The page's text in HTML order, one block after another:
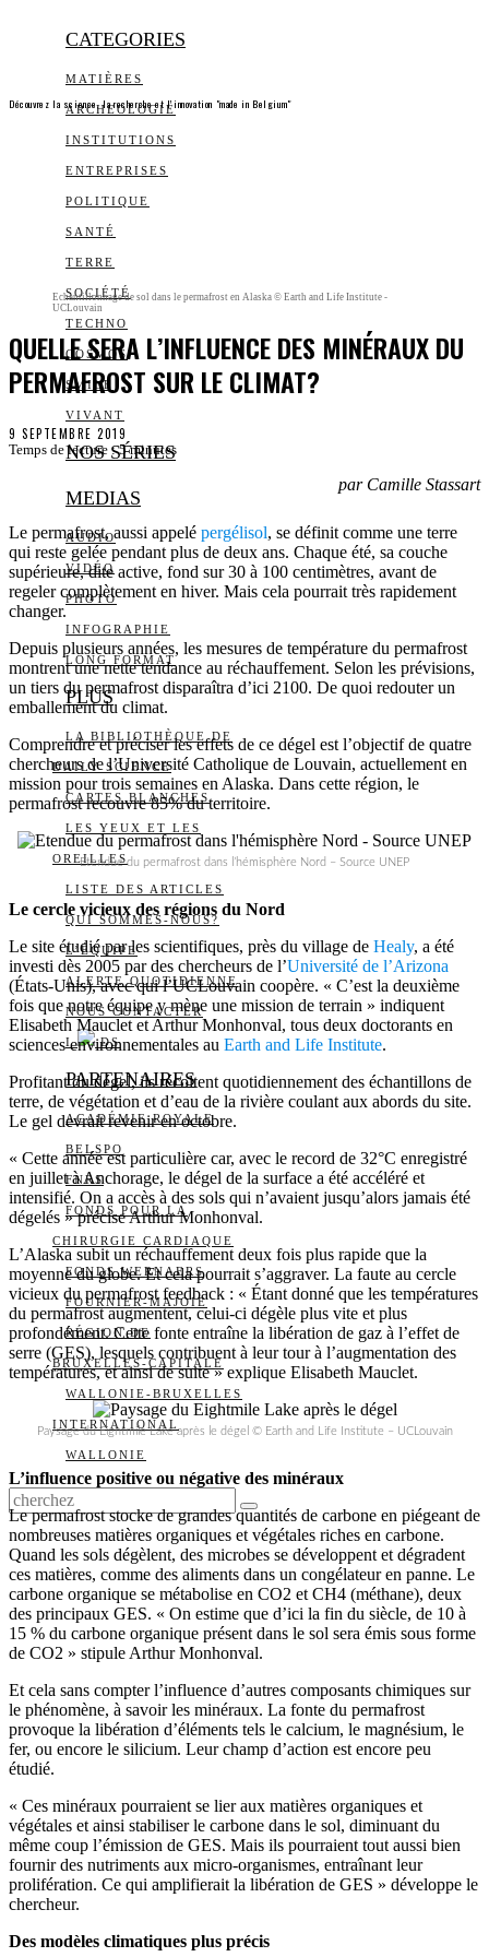
CATEGORIES
MATIÈRES
ARCHEOLOGIE
INSTITUTIONS
ENTREPRISES
POLITIQUE
SANTÉ
TERRE
SOCIÉTÉ
TECHNO
COSMOS
SMILE
VIVANT
NOS SÉRIES
MEDIAS
AUDIO
VIDÉO
PHOTO
INFOGRAPHIE
LONG FORMAT
PLUS
LA BIBLIOTHÈQUE DE
DAILY SCIENCE
CARTES BLANCHES
LES YEUX ET LES
OREILLES
LISTE DES ARTICLES
QUI SOMMES-NOUS?
L’ÉQUIPE
ALERTE QUOTIDIENNE
NOUS CONTACTER
I DS
PARTENAIRES
ACADÉMIE ROYALE
BELSPO
FNRS
FONDS POUR LA
CHIRURGIE CARDIAQUE
FONDS WERNAERS
FOURNIER-MAJOIE
RÉGION DE
BRUXELLES-CAPITALE
WALLONIE-BRUXELLES
INTERNATIONAL
WALLONIE
Découvrez la science, la recherche et l’innovation "made in Belgium"
Echantillonnage de sol dans le permafrost en Alaska © Earth and Life Institute -
UCLouvain
QUELLE SERA L’INFLUENCE DES MINÉRAUX DU
PERMAFROST SUR LE CLIMAT?
9 SEPTEMBRE 2019
Temps de lecture :5 minutes
par Camille Stassart
Le permafrost, aussi appelé pergélisol, se définit comme une terre
qui reste gelée pendant plus de deux ans. Chaque été, sa couche
supérieure, dite active, fond sur 30 à 100 centimètres, avant de
regeler complètement en hiver. Mais cela pourrait très rapidement
changer.
Depuis plusieurs années, les mesures de température du permafrost
montrent une nette tendance au réchauffement. Selon les prévisions,
un tiers du permafrost disparaîtra d’ici 2100. De quoi redouter un
emballement du climat.
Comprendre et préciser les effets de ce dégel est l’objectif de quatre
chercheurs de l’Université Catholique de Louvain, actuellement en
mission pour trois semaines en Alaska. Dans cette région, le
permafrost recouvre 85% du territoire.
Etendue du permafrost dans l’hémisphère Nord – Source UNEP
Le cercle vicieux des régions du Nord
Le site étudié par les scientifiques, près du village de Healy, a été
investi dès 2005 par des chercheurs de l’Université de l’Arizona
(États-Unis), avec qui l’UCLouvain coopère. « C’est la deuxième
fois que notre équipe y mène une mission de terrain » indiquent
Elisabeth Mauclet et Arthur Monhonval, tous deux doctorants en
sciences environnementales au Earth and Life Institute.
Profitant du dégel, ils récoltent quotidiennement des échantillons de
terre, de végétation et d’eau de la rivière coulant aux abords du site.
Le gel devrait revenir en octobre.
« Cette année est particulière car, avec le record de 32°C enregistré
en juillet à Anchorage, le dégel de la surface a été accéléré et
intensifié. On a accès à des sols qui n’avaient jusqu’alors jamais été
dégelés » précise Arthur Monhonval.
L’Alaska subit un réchauffement deux fois plus rapide que la
moyenne du globe. Et cela pourrait s’aggraver. La faute au cercle
vicieux du permafrost feedback : « Étant donné que les températures
du permafrost augmentent, celui-ci dégèle plus vite et plus
profondément. Cette fonte entraîne la libération de gaz à l’effet de
serre (GES), lesquels contribuent à leur tour à l’augmentation des
températures, et ainsi de suite » explique Elisabeth Mauclet.
Paysage du Eightmile Lake après le dégel © Earth and Life Institute – UCLouvain
L’influence positive ou négative des minéraux
Le permafrost stocke de grandes quantités de carbone en piégeant de
nombreuses matières organiques et végétales riches en carbone.
Quand les sols dégèlent, des microbes se développent et dégradent
ces matières, comme des aliments dans un congélateur en panne. Le
carbone organique se métabolise en CO2 et CH4 (méthane), deux
des principaux GES. « On estime que d’ici la fin du siècle, de 10 à
15 % du carbone organique présent dans le sol sera émis sous forme
de CO2 » stipule Arthur Monhonval.
Et cela sans compter l’influence d’autres composants chimiques sur
le phénomène, à savoir les minéraux. La fonte du permafrost
provoque la libération d’éléments tels le calcium, le magnésium, le
fer, ou encore le silicium. Leur champ d’action est encore peu
étudié.
« Ces minéraux pourraient se lier aux matières organiques et
végétales et ainsi stabiliser le carbone dans le sol, diminuant du
même coup l’émission de GES. Mais ils pourraient tout aussi bien
fournir des nutriments aux micro-organismes, entraînant leur
prolifération. Ce qui amplifierait la libération de GES » développe le
chercheur.
Des modèles climatiques plus précis